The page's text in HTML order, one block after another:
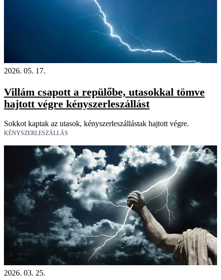
2026. 05. 17.
Villám csapott a repülőbe, utasokkal tömve
hajtott végre kényszerleszállást
Sokkot kaptak az utasok, kényszerleszállástak hajtott végre.
KÉNYSZERLESZÁLLÁS
Videó
2026. 03. 25.